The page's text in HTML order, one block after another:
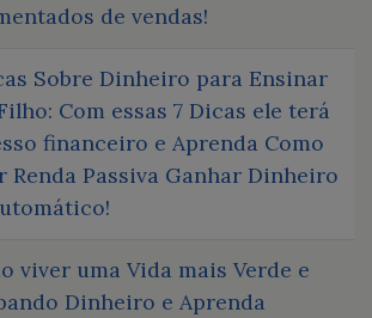
de vendas!
Sobre Dinheiro para Ensinar
Com essas 7 Dicas ele terá
financeiro e Aprenda Como
Renda Passiva Ganhar Dinheiro
viver uma Vida mais Verde e
Dinheiro e Aprenda